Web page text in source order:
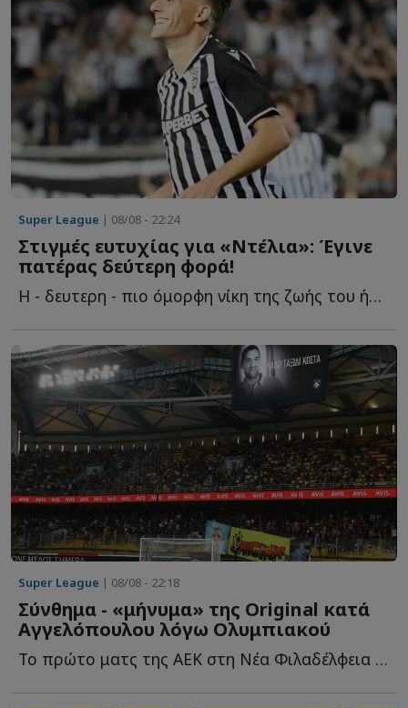
Super League | 08/08 - 22:24
Στιγμές ευτυχίας για «Ντέλια»: Έγινε
πατέρας δεύτερη φορά!
Η - δευτερη - πιο όμορφη νίκη της ζωής του ήρθε μακριά α...
Super League | 08/08 - 22:18
Σύνθημα - «μήνυμα» της Original κατά
Αγγελόπουλου λόγω Ολυμπιακού
Το πρώτο ματς της ΑΕΚ στη Νέα Φιλαδέλφεια για τη νέα σ...